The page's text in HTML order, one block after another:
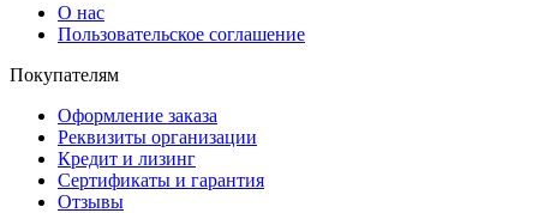
О нас
Пользовательское соглашение
Покупателям
Оформление заказа
Реквизиты организации
Кредит и лизинг
Сертификаты и гарантия
Отзывы